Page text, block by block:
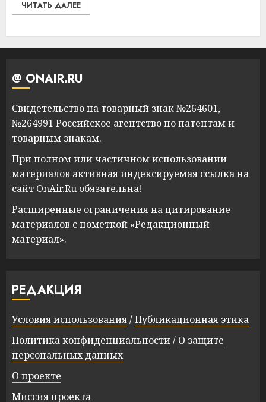
ЧИТАТЬ ДАЛЕЕ
@ ONAIR.RU
Свидетельство на товарный знак №264601,
№264991 Российское агентство по патентам и
товарным знакам.
При полном или частичном использовании
материалов активная индексируемая ссылка на
сайт OnAir.Ru обязательна!
Расширенные ограниченияна цитирование
материалов с пометкой «Редакционный
материал».
РЕДАКЦИЯ
Условия использования/Публикационная этика
Политика конфиденциальности/ О защите
персональных данных
О проекте
Миссия проекта